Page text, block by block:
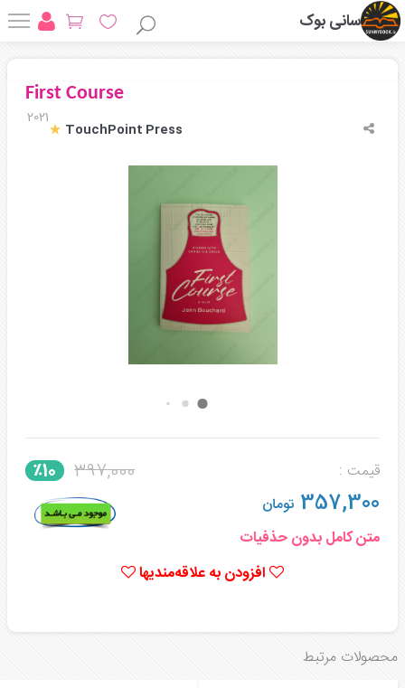
سانی بوک
First Course
2021
TouchPoint Press
قیمت : 397,000 ٪10
357,300 تومان
متن کامل بدون حذفیات
افزودن به علاقه‌مندیها
محصولات مرتبط